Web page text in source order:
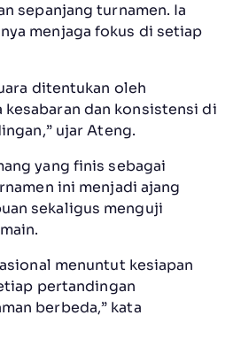
sepanjang turnamen. Ia
menjaga fokus di setiap
ditentukan oleh
kesabaran dan konsistensi di
ujar Ateng.
yang finis sebagai
ini menjadi ajang
sekaligus menguji
menuntut kesiapan
pertandingan
berbeda,” kata